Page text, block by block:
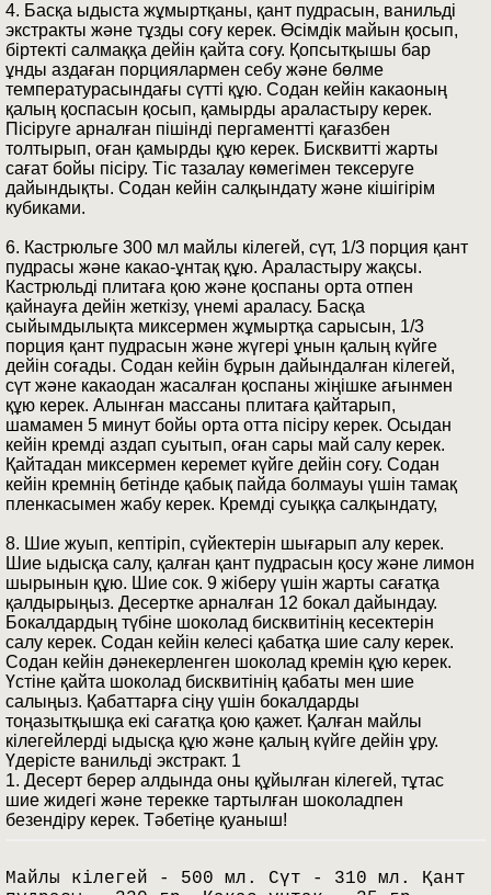
4. Басқа ыдыста жұмыртқаны, қант пудрасын, ванильді
экстракты және тұзды соғу керек. Өсімдік майын қосып,
біртекті салмаққа дейін қайта соғу. Қопсытқышы бар
ұнды аздаған порциялармен себу және бөлме
температурасындағы сүтті құю. Содан кейін какаоның
қалың қоспасын қосып, қамырды араластыру керек.
Пісіруге арналған пішінді пергаментті қағазбен
толтырып, оған қамырды құю керек. Бисквитті жарты
сағат бойы пісіру. Тіс тазалау көмегімен тексеруге
дайындықты. Содан кейін салқындату және кішігірім
кубиками.
6. Кастрюльге 300 мл майлы кілегей, сүт, 1/3 порция қант
пудрасы және какао-ұнтақ құю. Араластыру жақсы.
Кастрюльді плитаға қою және қоспаны орта отпен
қайнауға дейін жеткізу, үнемі араласу. Басқа
сыйымдылықта миксермен жұмыртқа сарысын, 1/3
порция қант пудрасын және жүгері ұнын қалың күйге
дейін соғады. Содан кейін бұрын дайындалған кілегей,
сүт және какаодан жасалған қоспаны жіңішке ағынмен
құю керек. Алынған массаны плитаға қайтарып,
шамамен 5 минут бойы орта отта пісіру керек. Осыдан
кейін кремді аздап суытып, оған сары май салу керек.
Қайтадан миксермен керемет күйге дейін соғу. Содан
кейін кремнің бетінде қабық пайда болмауы үшін тамақ
пленкасымен жабу керек. Кремді суыққа салқындату,
8. Шие жуып, кептіріп, сүйектерін шығарып алу керек.
Шие ыдысқа салу, қалған қант пудрасын қосу және лимон
шырынын құю. Шие сок. 9 жіберу үшін жарты сағатқа
қалдырыңыз. Десертке арналған 12 бокал дайындау.
Бокалдардың түбіне шоколад бисквитінің кесектерін
салу керек. Содан кейін келесі қабатқа шие салу керек.
Содан кейін дәнекерленген шоколад кремін құю керек.
Үстіне қайта шоколад бисквитінің қабаты мен шие
салыңыз. Қабаттарға сіңу үшін бокалдарды
тоңазытқышқа екі сағатқа қою қажет. Қалған майлы
кілегейлерді ыдысқа құю және қалың күйге дейін ұру.
Үдерісте ванильді экстракт. 1
1. Десерт берер алдында оны құйылған кілегей, тұтас
шие жидегі және терекке тартылған шоколадпен
безендіру керек. Тәбетіңе қуаныш!
Майлы кілегей - 500 мл. Сүт - 310 мл. Қант